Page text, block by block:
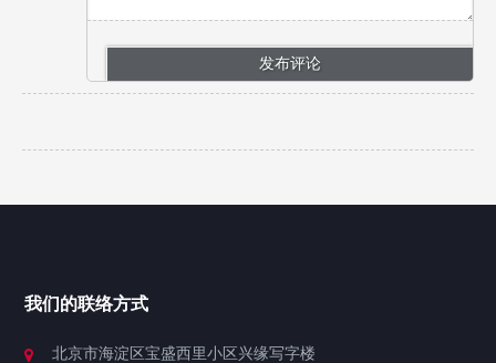
我们的联络方式
北京市海淀区宝盛西里小区兴缘写字楼